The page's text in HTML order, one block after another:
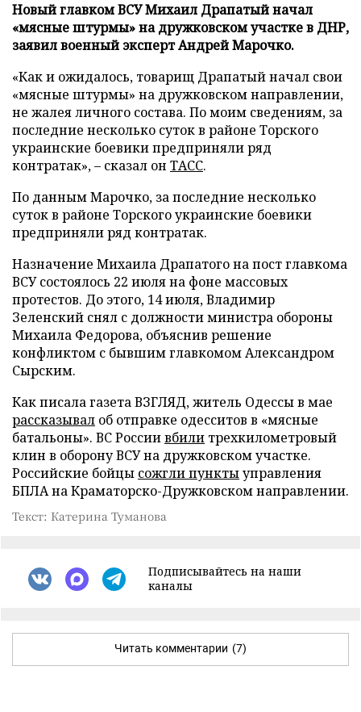
Новый главком ВСУ Михаил Драпатый начал
«мясные штурмы» на дружковском участке в ДНР,
заявил военный эксперт Андрей Марочко.
«Как и ожидалось, товарищ Драпатый начал свои
«мясные штурмы» на дружковском направлении,
не жалея личного состава. По моим сведениям, за
последние несколько суток в районе Торского
украинские боевики предприняли ряд
контратак», – сказал он ТАСС.
По данным Марочко, за последние несколько
суток в районе Торского украинские боевики
предприняли ряд контратак.
Назначение Михаила Драпатого на пост главкома
ВСУ состоялось 22 июля на фоне массовых
протестов. До этого, 14 июля, Владимир
Зеленский снял с должности министра обороны
Михаила Федорова, объяснив решение
конфликтом с бывшим главкомом Александром
Сырским.
Как писала газета ВЗГЛЯД, житель Одессы в мае
рассказывал об отправке одесситов в «мясные
батальоны». ВС Россиивбили трехкилометровый
клин в оборону ВСУ на дружковском участке.
Российские бойцы сожгли пунктыуправления
БПЛА на Краматорско-Дружковском направлении.
Текст: Катерина Туманова
Подписывайтесь на наши
каналы
Читать комментарии (7)